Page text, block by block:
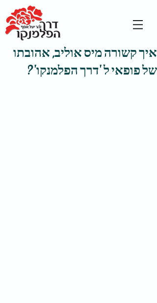
איך קשורה מיס אוליב, אהובתו
של פופאי ל 'דרך הפלמנקו' ?